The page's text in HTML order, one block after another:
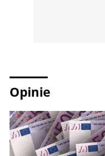
Opinie